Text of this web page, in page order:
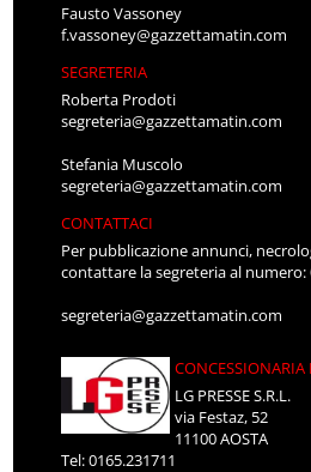
Fausto Vassoney
f.vassoney@gazzettamatin.com
SEGRETERIA
Roberta Prodoti
segreteria@gazzettamatin.com
Stefania Muscolo
segreteria@gazzettamatin.com
CONTATTACI
Per pubblicazione annunci,
contattare la segreteria al numero:
segreteria@gazzettamatin.com
LG PRESSE S.R.L.
via Festaz, 52
11100 AOSTA
Tel: 0165.231711